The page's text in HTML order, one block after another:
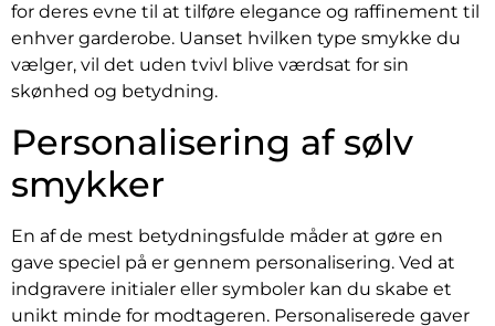
for deres evne til at tilføre elegance og raffinement til
enhver garderobe. Uanset hvilken type smykke du
vælger, vil det uden tvivl blive værdsat for sin
skønhed og betydning.
Personalisering af sølv
smykker
En af de mest betydningsfulde måder at gøre en
gave speciel på er gennem personalisering. Ved at
indgravere initialer eller symboler kan du skabe et
unikt minde for modtageren. Personaliserede gaver